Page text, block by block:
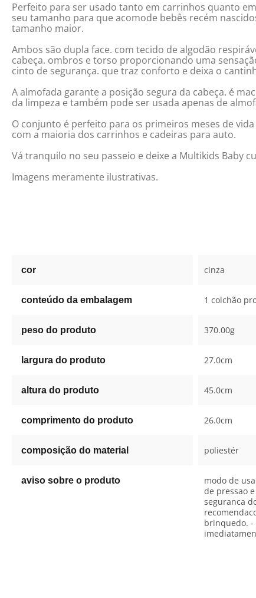
Perfeito para ser usado tanto em carrinhos quanto
seu tamanho para que acomode bebês recém
tamanho maior.
Ambos são dupla face. com tecido de algodão
cabeça. ombros e torso proporcionando uma
cinto de segurança. que traz conforto e deixa o
A almofada garante a posição segura da cabeça. é
da limpeza e também pode ser usada apenas de
O conjunto é perfeito para os primeiros meses de
com a maioria dos carrinhos e cadeiras para auto.
Vá tranquilo no seu passeio e deixe a Multikids Baby
Imagens meramente ilustrativas.
cor cinza
conteúdo da embalagem 1 colchão
peso do produto 370.00g
largura do produto 27.0cm
altura do produto 45.0cm
comprimento do produto 26.0cm
composição do material poliestér
aviso sobre o produto
modo de
de pressao
seguranca
brinquedo. -